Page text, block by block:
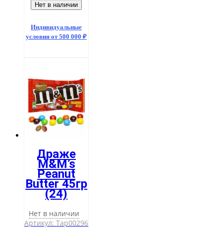
Нет в наличии
Индивидуальные
условия от 500 000 ₽
Драже
M&M’s
Peanut
Butter 45гр
(24)
Нет в наличии
Артикул: Тар00296